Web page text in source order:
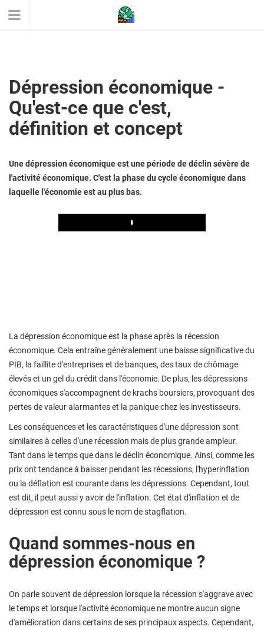
Dépression économique -
Qu'est-ce que c'est,
définition et concept
Une dépression économique est une période de déclin sévère de
l'activité économique. C'est la phase du cycle économique dans
laquelle l'économie est au plus bas.
Play
La dépression économique est la phase après la récession
économique. Cela entraîne généralement une baisse significative du
PIB, la faillite d'entreprises et de banques, des taux de chômage
élevés et un gel du crédit dans l'économie. De plus, les dépressions
économiques s'accompagnent de krachs boursiers, provoquant des
pertes de valeur alarmantes et la panique chez les investisseurs.
Les conséquences et les caractéristiques d'une dépression sont
similaires à celles d'une récession mais de plus grande ampleur.
Tant dans le temps que dans le déclin économique. Ainsi, comme les
prix ont tendance à baisser pendant les récessions, l'hyperinflation
ou la déflation est courante dans les dépressions. Cependant, tout
est dit, il peut aussi y avoir de l'inflation. Cet état d'inflation et de
dépression est connu sous le nom de stagflation.
Quand sommes-nous en
dépression économique ?
On parle souvent de dépression lorsque la récession s'aggrave avec
le temps et lorsque l'activité économique ne montre aucun signe
d'amélioration dans certains de ses principaux aspects. Cependant,